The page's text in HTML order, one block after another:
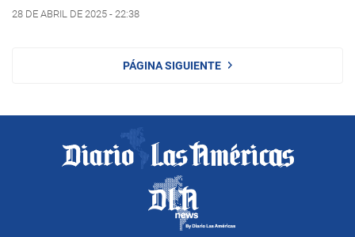
28 DE ABRIL DE 2025 - 22:38
PÁGINA SIGUIENTE